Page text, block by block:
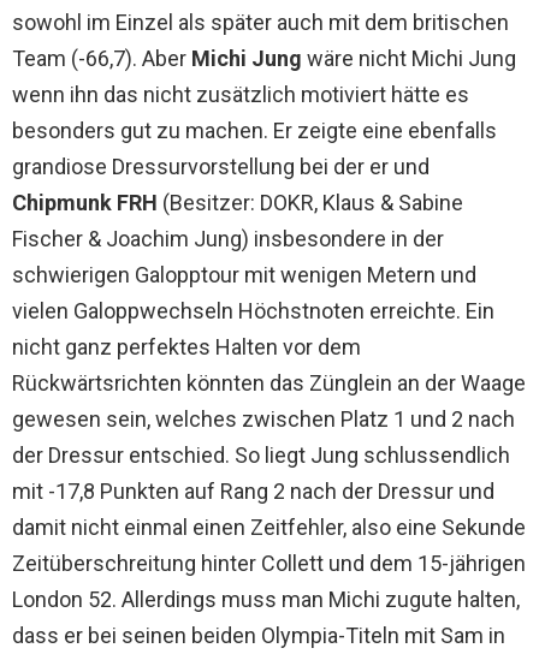
sowohl im Einzel als später auch mit dem britischen
Team (-66,7). Aber Michi Jung wäre nicht Michi Jung
wenn ihn das nicht zusätzlich motiviert hätte es
besonders gut zu machen. Er zeigte eine ebenfalls
grandiose Dressurvorstellung bei der er und
Chipmunk FRH (Besitzer: DOKR, Klaus & Sabine
Fischer & Joachim Jung) insbesondere in der
schwierigen Galopptour mit wenigen Metern und
vielen Galoppwechseln Höchstnoten erreichte. Ein
nicht ganz perfektes Halten vor dem
Rückwärtsrichten könnten das Zünglein an der Waage
gewesen sein, welches zwischen Platz 1 und 2 nach
der Dressur entschied. So liegt Jung schlussendlich
mit -17,8 Punkten auf Rang 2 nach der Dressur und
damit nicht einmal einen Zeitfehler, also eine Sekunde
Zeitüberschreitung hinter Collett und dem 15-jährigen
London 52. Allerdings muss man Michi zugute halten,
dass er bei seinen beiden Olympia-Titeln mit Sam in